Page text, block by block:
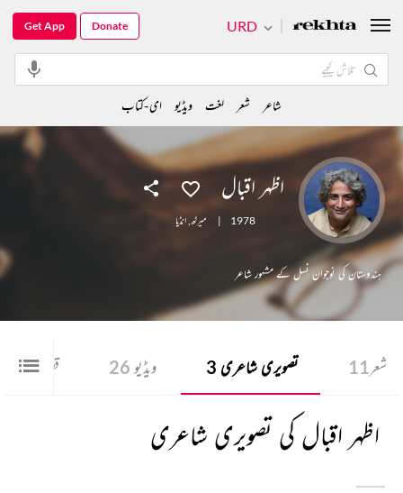
اظہر اقبال
1978
| میرٹھ,انڈیا
ہندوستان کی نوجوان نسل کے مشہور شاعر
شعر11 تصویری شاعری 3 ویڈیو 26 قطعہ 1
اظہر اقبال کی تصویری شاعری
URD
Get App Donate
شاعر شعر لغت ویڈیو ای-کتاب